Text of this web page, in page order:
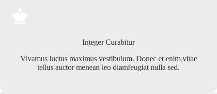
Integer Curabitur
Vivamus luctus maximus vestibulum. Donec et enim vitae
tellus auctor menean leo diamfeugiat nulla sed.